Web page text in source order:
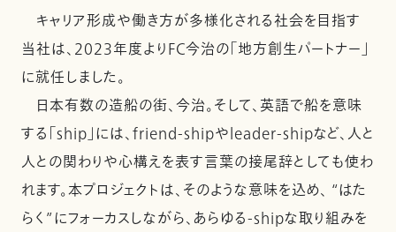
キャリア形成や働き方が多様化される社会を目指す
当社は、2023年度よりFC今治の「地方創生パートナー」
に就任しました。
日本有数の造船の街、今治。そして、英語で船を意味
する「ship」には、friend-shipやleader-shipなど、人と
人との関わりや心構えを表す言葉の接尾辞としても使わ
れます。本プロジェクトは、そのような意味を込め、 “はた
らく”にフォーカスしながら、あらゆる-shipな取り組みを